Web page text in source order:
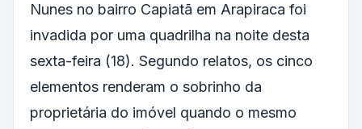
Nunes no bairro Capiatã em Arapiraca foi
invadida por uma quadrilha na noite desta
sexta-feira (18). Segundo relatos, os cinco
elementos renderam o sobrinho da
proprietária do imóvel quando o mesmo